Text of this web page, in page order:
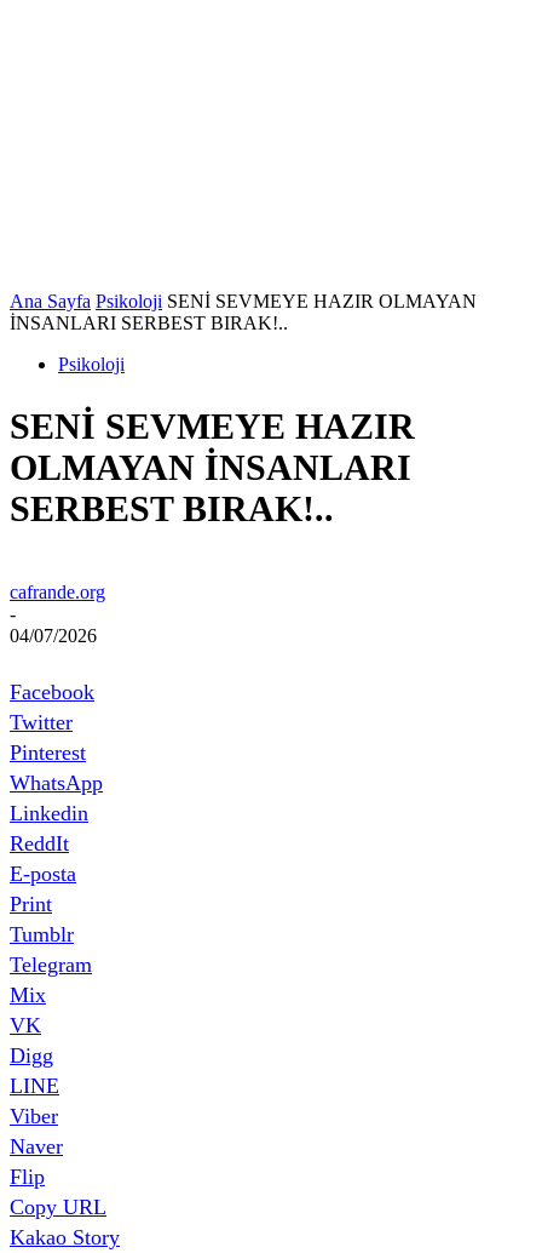
Ana Sayfa Psikoloji SENİ SEVMEYE HAZIR OLMAYAN
İNSANLARI SERBEST BIRAK!..
Psikoloji
SENİ SEVMEYE HAZIR
OLMAYAN İNSANLARI
SERBEST BIRAK!..
cafrande.org
-
04/07/2026
Facebook
Twitter
Pinterest
WhatsApp
Linkedin
ReddIt
E-posta
Print
Tumblr
Telegram
Mix
VK
Digg
LINE
Viber
Naver
Flip
Copy URL
Kakao Story